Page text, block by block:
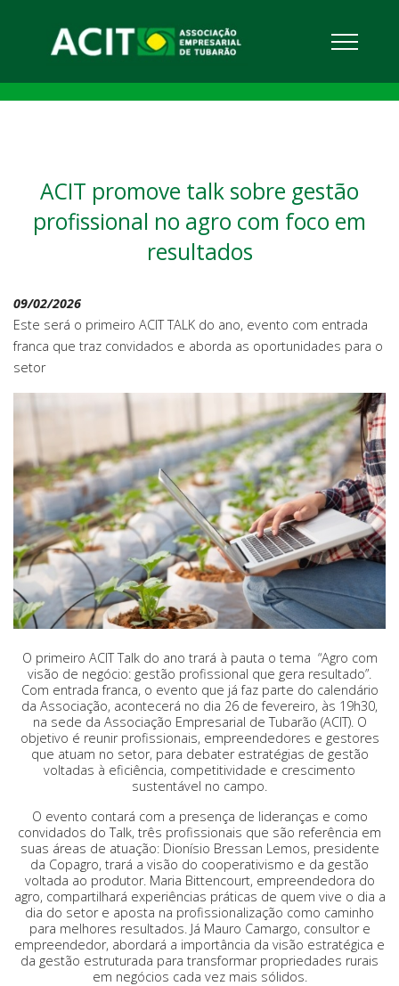
ACIT promove talk sobre gestão
profissional no agro com foco em
resultados
09/02/2026
Este será o primeiro ACIT TALK do ano, evento com entrada
franca que traz convidados e aborda as oportunidades para o
setor
O primeiro ACIT Talk do ano trará à pauta o tema “Agro com
visão de negócio: gestão profissional que gera resultado”.
Com entrada franca, o evento que já faz parte do calendário
da Associação, acontecerá no dia 26 de fevereiro, às 19h30,
na sede da Associação Empresarial de Tubarão (ACIT). O
objetivo é reunir profissionais, empreendedores e gestores
que atuam no setor, para debater estratégias de gestão
voltadas à eficiência, competitividade e crescimento
sustentável no campo.
O evento contará com a presença de lideranças e como
convidados do Talk, três profissionais que são referência em
suas áreas de atuação: Dionísio Bressan Lemos, presidente
da Copagro, trará a visão do cooperativismo e da gestão
voltada ao produtor. Maria Bittencourt, empreendedora do
agro, compartilhará experiências práticas de quem vive o dia a
dia do setor e aposta na profissionalização como caminho
para melhores resultados. Já Mauro Camargo, consultor e
empreendedor, abordará a importância da visão estratégica e
da gestão estruturada para transformar propriedades rurais
em negócios cada vez mais sólidos.